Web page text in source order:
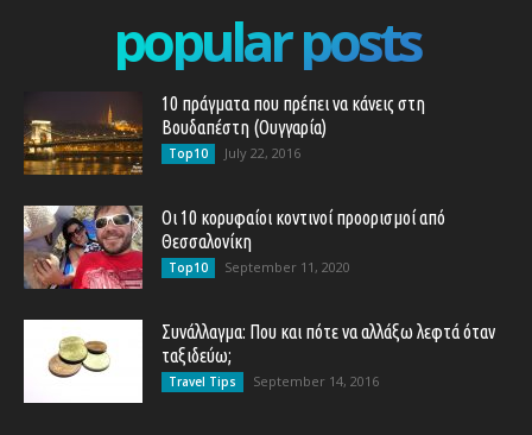
popular posts
10 πράγματα που πρέπει να κάνεις στη
Βουδαπέστη (Ουγγαρία)
Top10 July 22, 2016
Οι 10 κορυφαίοι κοντινοί προορισμοί από
Θεσσαλονίκη
Top10 September 11, 2020
Συνάλλαγμα: Που και πότε να αλλάξω λεφτά όταν
ταξιδεύω;
Travel Tips September 14, 2016